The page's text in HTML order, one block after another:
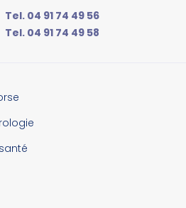
Tel. 04 91 74 49 56
Tel. 04 91 74 49 58